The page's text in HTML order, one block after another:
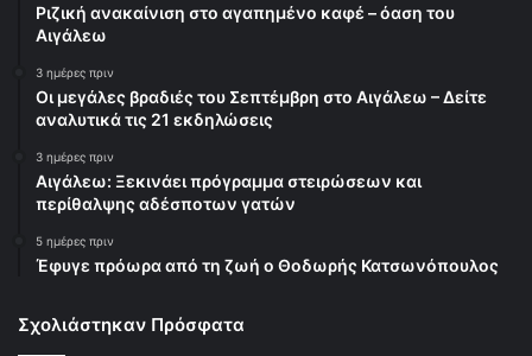
Ριζική ανακαίνιση στο αγαπημένο καφέ – όαση του
Αιγάλεω
3 ημέρες πριν
Οι μεγάλες βραδιές του Σεπτέμβρη στο Αιγάλεω – Δείτε
αναλυτικά τις 21 εκδηλώσεις
3 ημέρες πριν
Αιγάλεω: Ξεκινάει πρόγραμμα στειρώσεων και
περίθαλψης αδέσποτων γατών
5 ημέρες πριν
Έφυγε πρόωρα από τη ζωή ο Θοδωρής Κατσωνόπουλος
Σχολιάστηκαν Πρόσφατα